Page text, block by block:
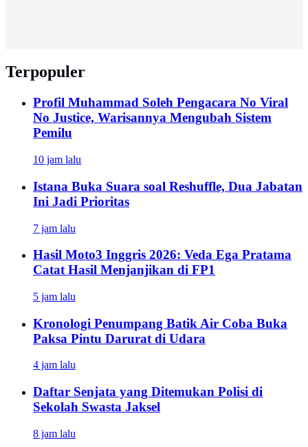
Terpopuler
Profil Muhammad Soleh Pengacara No Viral
No Justice, Warisannya Mengubah Sistem
Pemilu
10 jam lalu
Istana Buka Suara soal Reshuffle, Dua Jabatan
Ini Jadi Prioritas
7 jam lalu
Hasil Moto3 Inggris 2026: Veda Ega Pratama
Catat Hasil Menjanjikan di FP1
5 jam lalu
Kronologi Penumpang Batik Air Coba Buka
Paksa Pintu Darurat di Udara
4 jam lalu
Daftar Senjata yang Ditemukan Polisi di
Sekolah Swasta Jaksel
8 jam lalu